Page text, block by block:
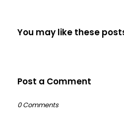
You may like these
Post a Comment
0 Comments